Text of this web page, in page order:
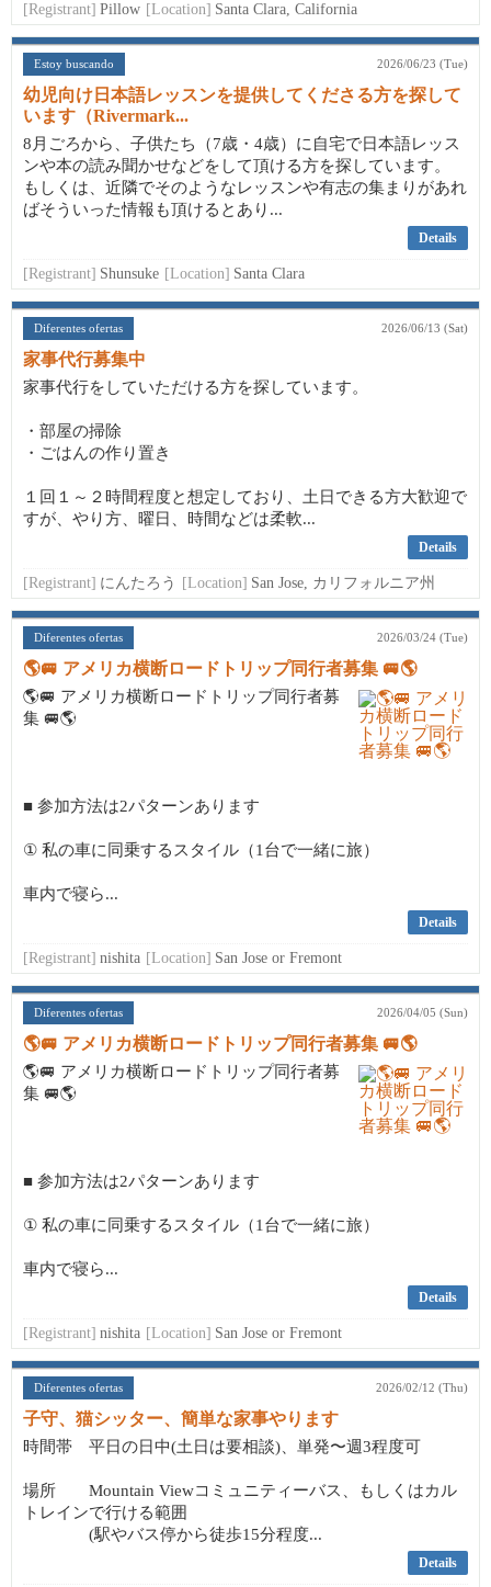
[Registrant] Pillow [Location] Santa Clara, California
Estoy buscando 2026/06/23 (Tue)
幼児向け日本語レッスンを提供してくださる方を探して
います（Rivermark...
8月ごろから、子供たち（7歳・4歳）に自宅で日本語レッス
ンや本の読み聞かせなどをして頂ける方を探しています。
もしくは、近隣でそのようなレッスンや有志の集まりがあれ
ばそういった情報も頂けるとあり...
Details
[Registrant] Shunsuke [Location] Santa Clara
Diferentes ofertas 2026/06/13 (Sat)
家事代行募集中
家事代行をしていただける方を探しています。
・部屋の掃除
・ごはんの作り置き
１回１～２時間程度と想定しており、土日できる方大歓迎で
すが、やり方、曜日、時間などは柔軟...
Details
[Registrant] にんたろう [Location] San Jose, カリフォルニア州
Diferentes ofertas 2026/03/24 (Tue)
🌎🚐 アメリカ横断ロードトリップ同行者募集 🚐🌎
🌎🚐 アメリカ横断ロードトリップ同行者募
集 🚐🌎
■ 参加方法は2パターンあります
① 私の車に同乗するスタイル（1台で一緒に旅）
車内で寝ら...
Details
[Registrant] nishita [Location] San Jose or Fremont
Diferentes ofertas 2026/04/05 (Sun)
🌎🚐 アメリカ横断ロードトリップ同行者募集 🚐🌎
🌎🚐 アメリカ横断ロードトリップ同行者募
集 🚐🌎
■ 参加方法は2パターンあります
① 私の車に同乗するスタイル（1台で一緒に旅）
車内で寝ら...
Details
[Registrant] nishita [Location] San Jose or Fremont
Diferentes ofertas 2026/02/12 (Thu)
子守、猫シッター、簡単な家事やります
時間帯 平日の日中(土日は要相談)、単発〜週3程度可
場所 Mountain Viewコミュニティーバス、もしくはカル
トレインで行ける範囲
(駅やバス停から徒歩15分程度...
Details